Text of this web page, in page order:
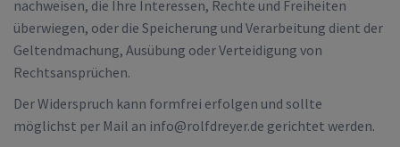
nachweisen, die Ihre Interessen, Rechte und Freiheiten
überwiegen, oder die Speicherung und Verarbeitung dient der
Geltendmachung, Ausübung oder Verteidigung von
Rechtsansprüchen.
Der Widerspruch kann formfrei erfolgen und sollte
möglichst per Mail an info@rolfdreyer.de gerichtet werden.